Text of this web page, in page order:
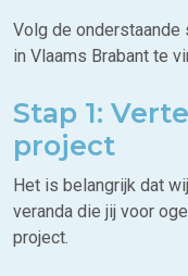
Volg de onderstaande
in Vlaams Brabant te
Stap 1:
project
Het is belangrijk dat
veranda die jij voor
project.